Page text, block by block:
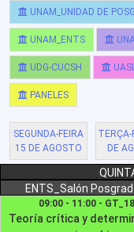
UNAM_UNIDAD DE
UNAM_ENTS
UDG-CUCSH
PANELES
SEGUNDA-FEIRA
15 DE AGOSTO
TERÇA-
DE
ENTS_Salón
09:00 - 11:00 - GT_18
Teoría crítica y